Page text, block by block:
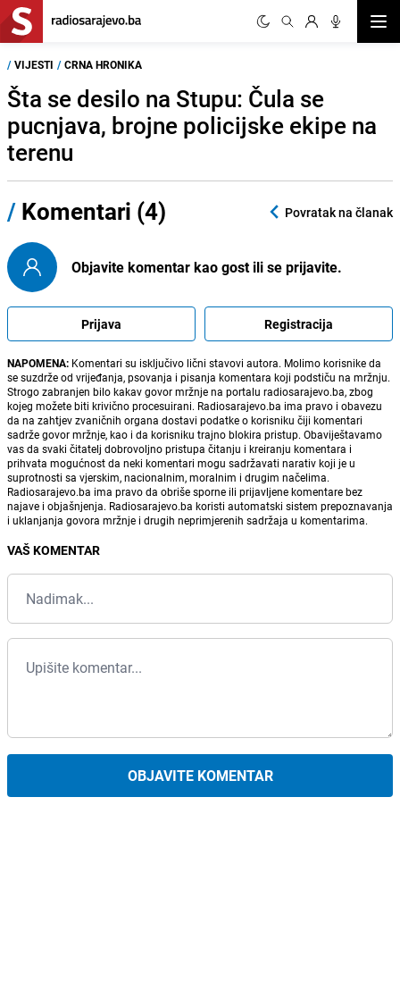
/ VIJESTI / CRNA HRONIKA
Šta se desilo na Stupu: Čula se
pucnjava, brojne policijske ekipe na
terenu
/ Komentari (4) Povratak na članak
Objavite komentar kao gost ili se prijavite.
Prijava Registracija
NAPOMENA: Komentari su isključivo lični stavovi autora. Molimo korisnike da
se suzdrže od vrijeđanja, psovanja i pisanja komentara koji podstiču na mržnju.
Strogo zabranjen bilo kakav govor mržnje na portalu radiosarajevo.ba, zbog
kojeg možete biti krivično procesuirani. Radiosarajevo.ba ima pravo i obavezu
da na zahtjev zvaničnih organa dostavi podatke o korisniku čiji komentari
sadrže govor mržnje, kao i da korisniku trajno blokira pristup. Obaviještavamo
vas da svaki čitatelj dobrovoljno pristupa čitanju i kreiranju komentara i
prihvata mogućnost da neki komentari mogu sadržavati narativ koji je u
suprotnosti sa vjerskim, nacionalnim, moralnim i drugim načelima.
Radiosarajevo.ba ima pravo da obriše sporne ili prijavljene komentare bez
najave i objašnjenja. Radiosarajevo.ba koristi automatski sistem prepoznavanja
i uklanjanja govora mržnje i drugih neprimjerenih sadržaja u komentarima.
VAŠ KOMENTAR
OBJAVITE KOMENTAR